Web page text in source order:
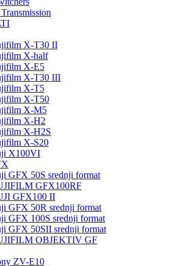
X-T30 II
X-half
X-E5
X-T30 III
X-T5
X-T50
X-M5
X-H2
X-H2S
X-S20
X100VI
GFX 50S srednji format
GFX100RF
GFX100 II
GFX 50R srednji format
GFX 100S srednji format
GFX 50SII srednji format
OBJEKTIV GF
ZV-E10